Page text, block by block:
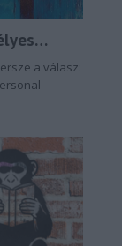
a válasz: